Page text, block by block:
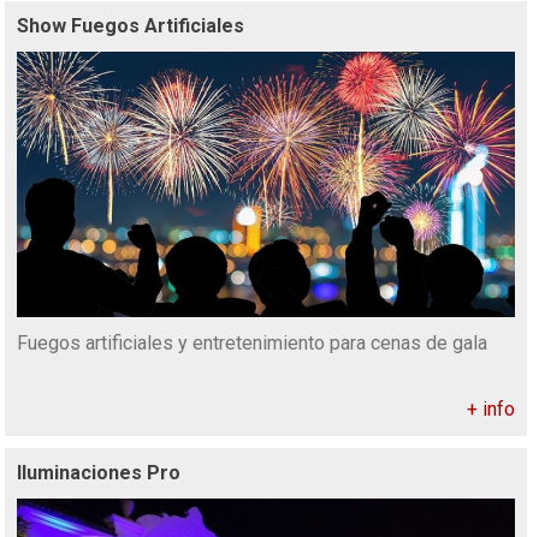
Show Fuegos Artificiales
Fuegos artificiales y entretenimiento para cenas de gala
+ info
Iluminaciones Pro